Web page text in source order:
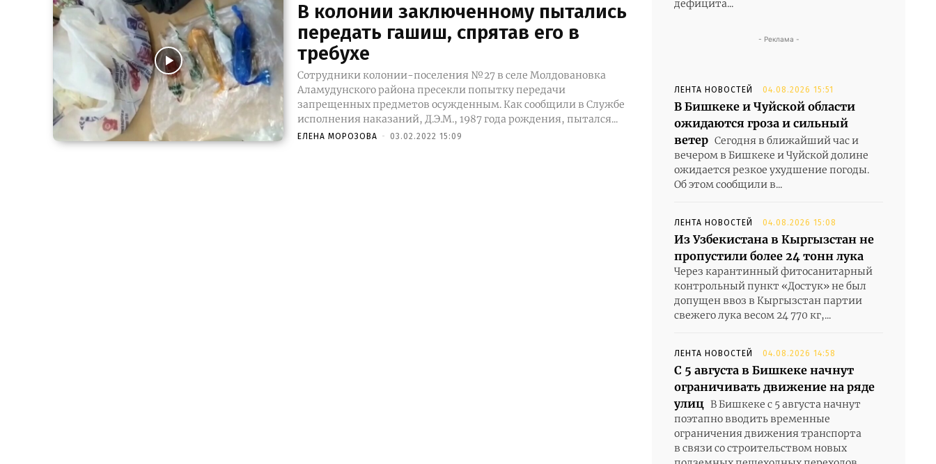
В колонии заключенному пытались
передать гашиш, спрятав его в
требухе
Сотрудники колонии-поселения №27 в селе Молдовановка
Аламудунского района пресекли попытку передачи
запрещенных предметов осужденным. Как сообщили в Службе
исполнения наказаний, Д.Э.М., 1987 года рождения, пытался...
ЕЛЕНА МОРОЗОВА - 03.02.2022 15:09
дефицита...
- Реклама -
ЛЕНТА НОВОСТЕЙ 04.08.2026 15:51
В Бишкеке и Чуйской области
ожидаются гроза и сильный
ветер Сегодня в ближайший час и
вечером в Бишкеке и Чуйской долине
ожидается резкое ухудшение погоды.
Об этом сообщили в...
ЛЕНТА НОВОСТЕЙ 04.08.2026 15:08
Из Узбекистана в Кыргызстан не
пропустили более 24 тонн лука
Через карантинный фитосанитарный
контрольный пункт «Достук» не был
допущен ввоз в Кыргызстан партии
свежего лука весом 24 770 кг,...
ЛЕНТА НОВОСТЕЙ 04.08.2026 14:58
С 5 августа в Бишкеке начнут
ограничивать движение на ряде
улиц В Бишкеке с 5 августа начнут
поэтапно вводить временные
ограничения движения транспорта
в связи со строительством новых